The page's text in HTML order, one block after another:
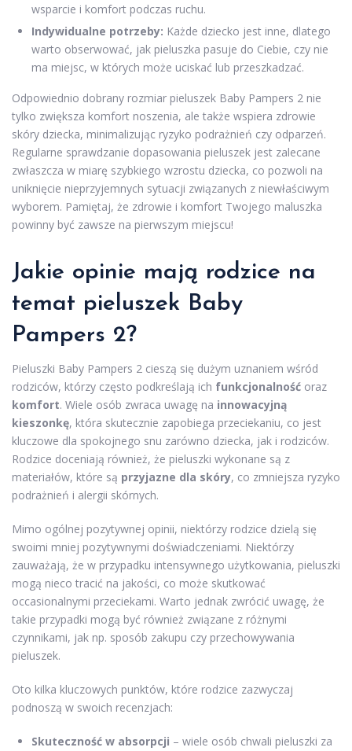
wsparcie i komfort podczas ruchu.
Indywidualne potrzeby: Każde dziecko jest inne, dlatego
warto obserwować, jak pieluszka pasuje do Ciebie, czy nie
ma miejsc, w których może uciskać lub przeszkadzać.
Odpowiednio dobrany rozmiar pieluszek Baby Pampers 2 nie
tylko zwiększa komfort noszenia, ale także wspiera zdrowie
skóry dziecka, minimalizując ryzyko podrażnień czy odparzeń.
Regularne sprawdzanie dopasowania pieluszek jest zalecane
zwłaszcza w miarę szybkiego wzrostu dziecka, co pozwoli na
uniknięcie nieprzyjemnych sytuacji związanych z niewłaściwym
wyborem. Pamiętaj, że zdrowie i komfort Twojego maluszka
powinny być zawsze na pierwszym miejscu!
Jakie opinie mają rodzice na
temat pieluszek Baby
Pampers 2?
Pieluszki Baby Pampers 2 cieszą się dużym uznaniem wśród
rodziców, którzy często podkreślają ich funkcjonalność oraz
komfort. Wiele osób zwraca uwagę na innowacyjną
kieszonkę, która skutecznie zapobiega przeciekaniu, co jest
kluczowe dla spokojnego snu zarówno dziecka, jak i rodziców.
Rodzice doceniają również, że pieluszki wykonane są z
materiałów, które są przyjazne dla skóry, co zmniejsza ryzyko
podrażnień i alergii skórnych.
Mimo ogólnej pozytywnej opinii, niektórzy rodzice dzielą się
swoimi mniej pozytywnymi doświadczeniami. Niektórzy
zauważają, że w przypadku intensywnego użytkowania, pieluszki
mogą nieco tracić na jakości, co może skutkować
occasionalnymi przeciekami. Warto jednak zwrócić uwagę, że
takie przypadki mogą być również związane z różnymi
czynnikami, jak np. sposób zakupu czy przechowywania
pieluszek.
Oto kilka kluczowych punktów, które rodzice zazwyczaj
podnoszą w swoich recenzjach:
Skuteczność w absorpcji – wiele osób chwali pieluszki za